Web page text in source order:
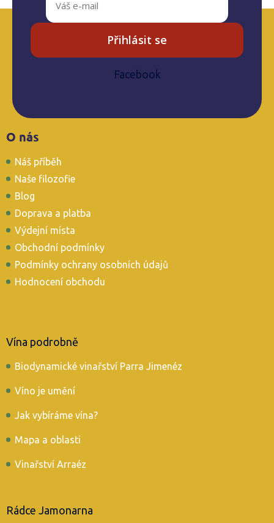
Přihlásit se
Facebook
O nás
Náš příběh
Naše filozofie
Blog
Doprava a platba
Výdejní místa
Obchodní podmínky
Podmínky ochrany osobních údajů
Hodnocení obchodu
Vína podrobně
Biodynamické vinařství Parra Jimenéz
Víno je umění
Jak vybíráme vína?
Mapa a oblasti
Vinařství Arraéz
Rádce Jamonarna